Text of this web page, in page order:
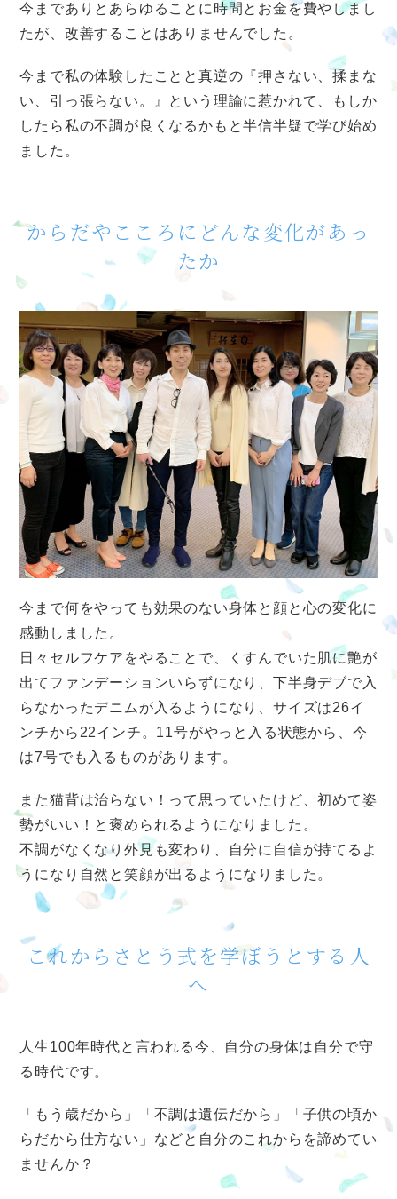
今までありとあらゆることに時間とお金を費やしまし
たが、改善することはありませんでした。
今まで私の体験したことと真逆の『押さない、揉まな
い、引っ張らない。』という理論に惹かれて、もしか
したら私の不調が良くなるかもと半信半疑で学び始め
ました。
からだやこころにどんな変化があっ
たか
今まで何をやっても効果のない身体と顔と心の変化に
感動しました。
日々セルフケアをやることで、くすんでいた肌に艶が
出てファンデーションいらずになり、下半身デブで入
らなかったデニムが入るようになり、サイズは26イ
ンチから22インチ。11号がやっと入る状態から、今
は7号でも入るものがあります。
また猫背は治らない！って思っていたけど、初めて姿
勢がいい！と褒められるようになりました。
不調がなくなり外見も変わり、自分に自信が持てるよ
うになり自然と笑顔が出るようになりました。
これからさとう式を学ぼうとする人
へ
人生100年時代と言われる今、自分の身体は自分で守
る時代です。
「もう歳だから」「不調は遺伝だから」「子供の頃か
らだから仕方ない」などと自分のこれからを諦めてい
ませんか？